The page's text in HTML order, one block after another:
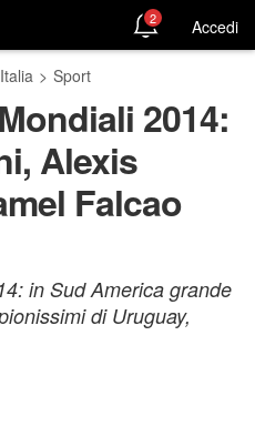
2 Accedi
> Sport
2014:
Alexis
Falcao
in Sud America grande
di Uruguay,